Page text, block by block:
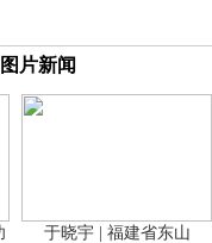
图片新闻
于晓宇 | 福建省东山